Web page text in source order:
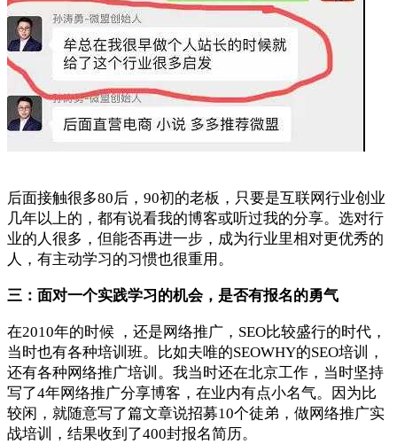
后面接触很多80后，90初的老板，只要是互联网行业创业
几年以上的，都有说看我的博客或听过我的分享。选对行
业的人很多，但能否再进一步，成为行业里相对更优秀的
人，有主动学习的习惯也很重用。
三：面对一个实践学习的机会，是否有报名的勇气
在2010年的时候 ，还是网络推广，SEO比较盛行的时代，
当时也有各种培训班。比如夫唯的SEOWHY的SEO培训，
还有各种网络推广培训。我当时还在北京工作，当时坚持
写了4年网络推广分享博客，在业内有点小名气。因为比
较闲，就随意写了篇文章说招募10个徒弟，做网络推广实
战培训，结果收到了400封报名简历。